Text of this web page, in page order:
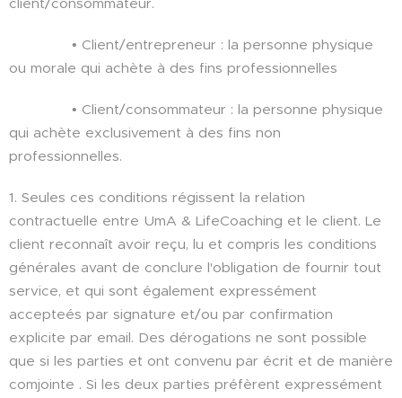
• Client/entrepreneur : la personne physique
ou morale qui achète à des fins professionnelles
• Client/consommateur : la personne physique
qui achète exclusivement à des fins non
professionnelles.
1. Seules ces conditions régissent la relation
contractuelle entre UmA & LifeCoaching et le client. Le
client reconnaît avoir reçu, lu et compris les conditions
générales avant de conclure l'obligation de fournir tout
service, et qui sont également expressément
accepteés par signature et/ou par confirmation
explicite par email. Des dérogations ne sont possible
que si les parties et ont convenu par écrit et de manière
comjointe . Si les deux parties préfèrent expressément